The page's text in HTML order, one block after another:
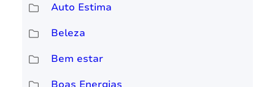
Auto Estima
Beleza
Bem estar